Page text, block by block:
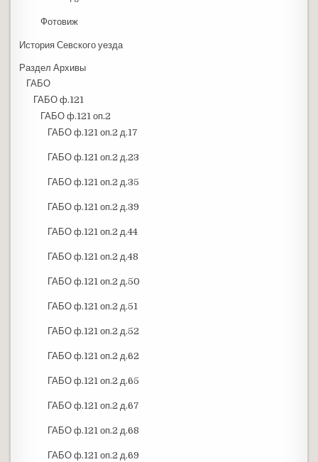
Фотовиж
История Севского уезда
Раздел Архивы
ГАБО
ГАБО ф.121
ГАБО ф.121 оп.2
ГАБО ф.121 оп.2 д.17
ГАБО ф.121 оп.2 д.23
ГАБО ф.121 оп.2 д.35
ГАБО ф.121 оп.2 д.39
ГАБО ф.121 оп.2 д.44
ГАБО ф.121 оп.2 д.48
ГАБО ф.121 оп.2 д.50
ГАБО ф.121 оп.2 д.51
ГАБО ф.121 оп.2 д.52
ГАБО ф.121 оп.2 д.62
ГАБО ф.121 оп.2 д.65
ГАБО ф.121 оп.2 д.67
ГАБО ф.121 оп.2 д.68
ГАБО ф.121 оп.2 д.69